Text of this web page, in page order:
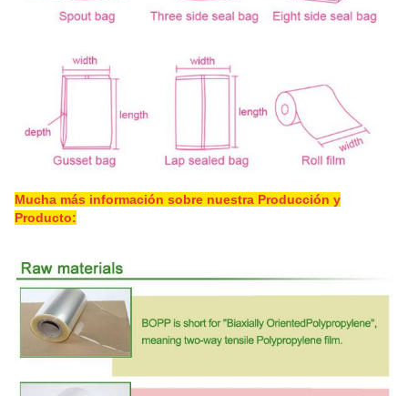
Mucha más información sobre nuestra Producción y
Producto: